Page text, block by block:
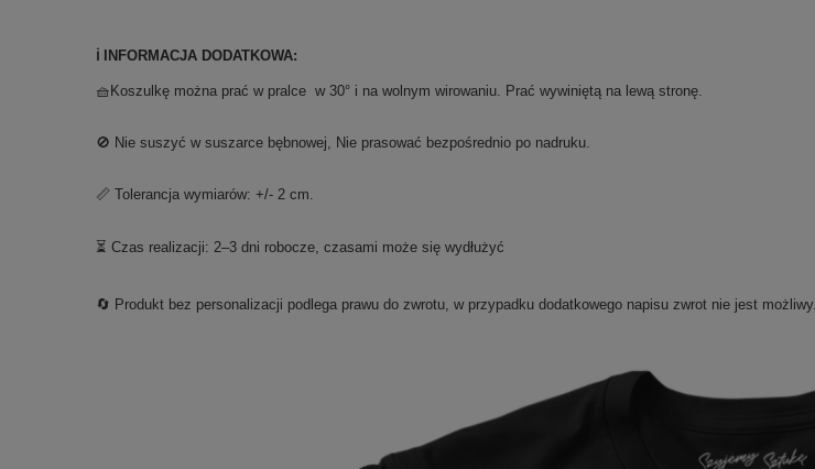
ℹ️ INFORMACJA DODATKOWA:
🧺Koszulkę można prać w pralce w 30° i na wolnym wirowaniu. Prać wywiniętą na lewą stronę.
🚫 Nie suszyć w suszarce bębnowej, Nie prasować bezpośrednio po nadruku.
📏 Tolerancja wymiarów: +/- 2 cm.
⏳ Czas realizacji: 2–3 dni robocze, czasami może się wydłużyć
🔄 Produkt bez personalizacji podlega prawu do zwrotu, w przypadku dodatkowego napisu zwrot nie jest możliwy.